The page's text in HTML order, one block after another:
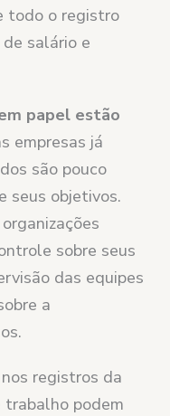
todo o registro
salário e
papel estão
empresas já
são pouco
seus objetivos.
sobre seus
das equipes
a
registros da
podem